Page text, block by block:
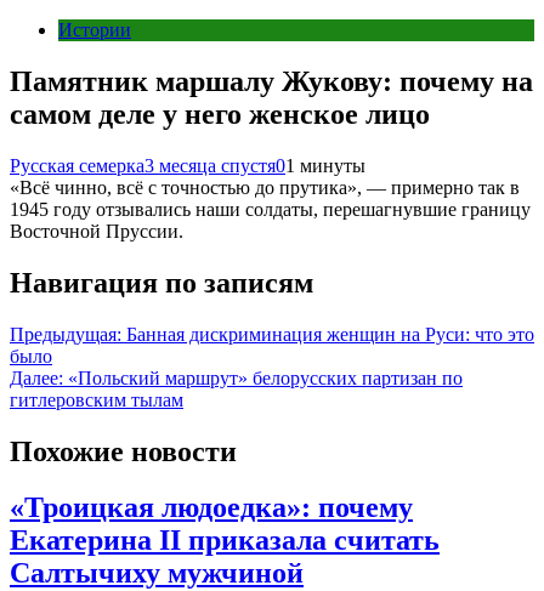
Истории
Памятник маршалу Жукову: почему на
самом деле у него женское лицо
Русская семерка3 месяца спустя01 минуты
«Всё чинно, всё с точностью до прутика», — примерно так в
1945 году отзывались наши солдаты, перешагнувшие границу
Восточной Пруссии.
Навигация по записям
Предыдущая: Банная дискриминация женщин на Руси: что это
было
Далее: «Польский маршрут» белорусских партизан по
гитлеровским тылам
Похожие новости
«Троицкая людоедка»: почему
Екатерина II приказала считать
Салтычиху мужчиной